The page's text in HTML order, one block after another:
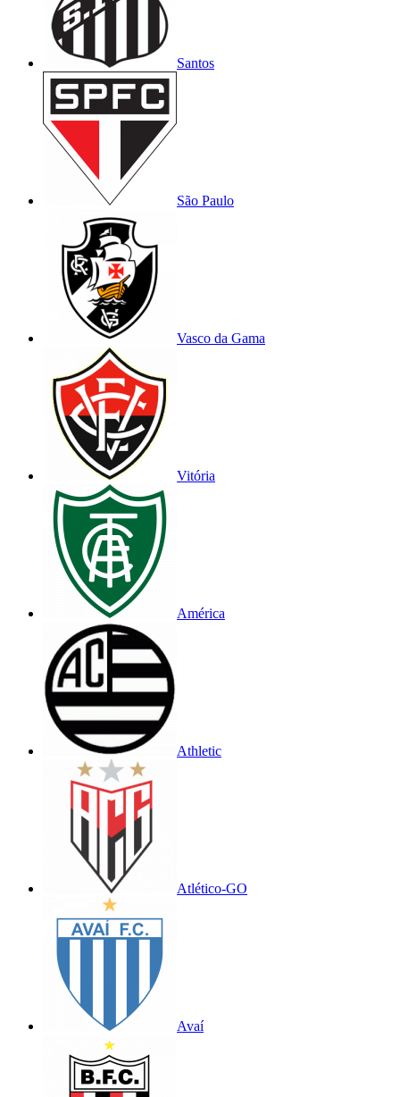
Santos
São Paulo
Vasco da Gama
Vitória
América
Athletic
Atlético-GO
Avaí